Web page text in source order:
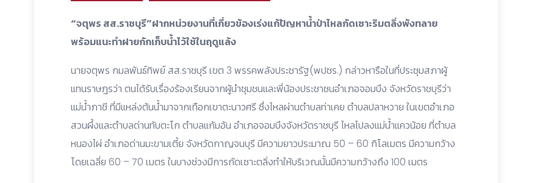
“จตุพร สส.ราชบุรี”ฝากหน่วยงานที่เกี่ยวข้องเร่งแก้ปัญหาน้ำป่าไหลกัดเซาะริมตลิ่งพังทลาย
พร้อมแนะทำฝายกักเก็บน้ำไว้ใช้ในฤดูแล้ง
นายจตุพร กมลพันธ์ทิพย์ สส.ราชบุรี เขต 3 พรรคพลังประชารัฐ(พปชร.) กล่าวหารือในที่ประชุมสภาผู้
แทนราษฎรว่า ตนได้รับเรื่องร้องเรียนจากผู้นำชุมชนและพี่น้องประชาชนอำเภอจอมบึง จังหวัดราชบุรีว่า
แม่น้ำภาชี ที่มีแหล่งต้นน้ำมาจากเทือกเขาตะนาวศรี ซึ่งไหลผ่านตำบลท่าเคย ตำบลปลาหวาย ในเขตอำเภอ
สวนผึ้งและตำบลด่านทับตะโก ตำบลแก้มอ้น อำเภอจอมบึงจังหวัดราชบุรี ไหลไปลงแม่น้ำแควน้อย ที่ตำบล
หนองไผ่ อำเภอด่านมะขามเตี้ย จังหวัดกาญจนบุรี มีความยาวประมาณ 50 – 60 กิโลเมตร มีความกว้าง
โดยเฉลี่ย 60 – 70 เมตร ในบางช่วงมีการกัดเซาะตลิ่งทำให้บริเวณนั้นมีความกว้างถึง 100 เมตร